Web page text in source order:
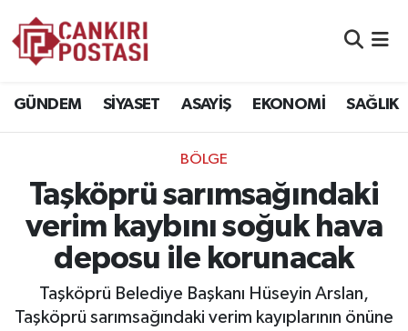
GÜNDEM SİYASET ASAYİŞ EKONOMİ SAĞLIK
BÖLGE
Taşköprü sarımsağındaki
verim kaybını soğuk hava
deposu ile korunacak
Taşköprü Belediye Başkanı Hüseyin Arslan,
Taşköprü sarımsağındaki verim kayıplarının önüne
EKONOMİ
SAĞLIK
SPOR
Trafik Durumu
Süper Lig Puan Durumu ve Fikstür
Tüm Manşetler